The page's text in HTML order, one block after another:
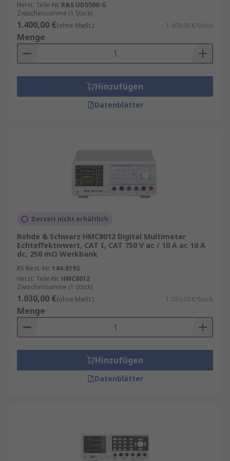
Herst. Teile-Nr. R&S UDS500-G
Zwischensumme (1 Stück)
1.400,00 €(ohne MwSt.) 1.400,00 €/Stück
Menge
Hinzufügen
Datenblätter
Derzeit nicht erhältlich
Rohde & Schwarz HMC8012 Digital Multimeter
Echteffektivwert, CAT I, CAT 750 V ac / 10 A ac 10 A
dc, 250 mΩ Werkbank
RS Best.-Nr. 144-8193
Herst. Teile-Nr. HMC8012
Zwischensumme (1 Stück)
1.030,00 €(ohne MwSt.) 1.030,00 €/Stück
Menge
Hinzufügen
Datenblätter